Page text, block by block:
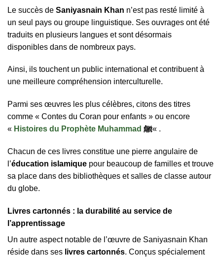
Le succès de Saniyasnain Khan n’est pas resté limité à
un seul pays ou groupe linguistique. Ses ouvrages ont été
traduits en plusieurs langues et sont désormais
disponibles dans de nombreux pays.
Ainsi, ils touchent un public international et contribuent à
une meilleure compréhension interculturelle.
Parmi ses œuvres les plus célèbres, citons des titres
comme « Contes du Coran pour enfants » ou encore
« Histoires du Prophète Muhammad ﷺ« .
Chacun de ces livres constitue une pierre angulaire de
l’éducation islamique pour beaucoup de familles et trouve
sa place dans des bibliothèques et salles de classe autour
du globe.
Livres cartonnés : la durabilité au service de
l’apprentissage
Un autre aspect notable de l’œuvre de Saniyasnain Khan
réside dans ses livres cartonnés. Conçus spécialement